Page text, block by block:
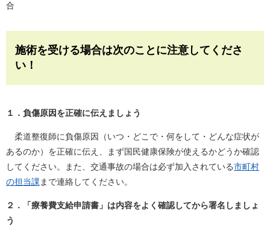
合
施術を受ける場合は次のことに注意してくださ
い！
１．負傷原因を正確に伝えましょう
柔道整復師に負傷原因（いつ・どこで・何をして・どんな症状が
あるのか）を正確に伝え、まず国民健康保険が使えるかどうか確認
してください。また、交通事故の場合は必ず加入されている市町村
の担当課まで連絡してください。
２．「療養費支給申請書」は内容をよく確認してから署名しましょ
う